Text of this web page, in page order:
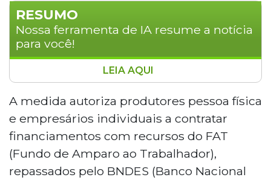
RESUMO
Nossa ferramenta de IA resume a notícia
para você!
Produtores rurais de Mato Grosso do Sul
terão acesso ampliado a crédito para
tecnologia e máquinas após decisão do
CMN publicada na terça-feira (20). A
medida permite que pessoas físicas e
empresários individuais do agronegócio,
pesca e aquicultura contratem
LEIA AQUI
A medida autoriza produtores pessoa física
e empresários individuais a contratar
financiamentos com recursos do FAT
(Fundo de Amparo ao Trabalhador),
repassados pelo BNDES (Banco Nacional